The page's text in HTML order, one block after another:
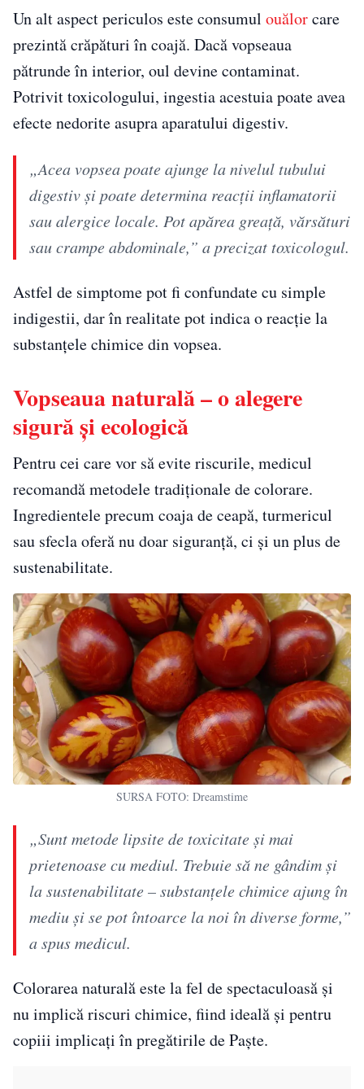
Un alt aspect periculos este consumul ouălorcare
prezintă crăpături în coajă. Dacă vopseaua
pătrunde în interior, oul devine contaminat.
Potrivit toxicologului, ingestia acestuia poate avea
efecte nedorite asupra aparatului digestiv.
„Acea vopsea poate ajunge la nivelul tubului
digestiv și poate determina reacții inflamatorii
sau alergice locale. Pot apărea greață, vărsături
sau crampe abdominale,” a precizat toxicologul.
Astfel de simptome pot fi confundate cu simple
indigestii, dar în realitate pot indica o reacție la
substanțele chimice din vopsea.
Vopseaua naturală – o alegere
sigură și ecologică
Pentru cei care vor să evite riscurile, medicul
recomandă metodele tradiționale de colorare.
Ingredientele precum coaja de ceapă, turmericul
sau sfecla oferă nu doar siguranță, ci și un plus de
sustenabilitate.
SURSA FOTO: Dreamstime
„Sunt metode lipsite de toxicitate și mai
prietenoase cu mediul. Trebuie să ne gândim și
la sustenabilitate – substanțele chimice ajung în
mediu și se pot întoarce la noi în diverse forme,”
a spus medicul.
Colorarea naturală este la fel de spectaculoasă și
nu implică riscuri chimice, fiind ideală și pentru
copiii implicați în pregătirile de Paște.